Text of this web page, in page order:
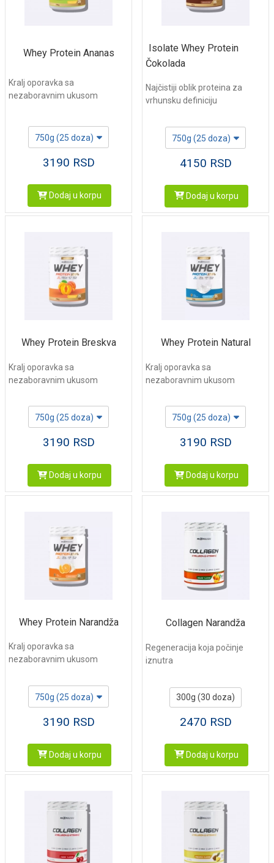
Whey Protein Ananas
Kralj oporavka sa
nezaboravnim ukusom
750g (25 doza)
3190 RSD
Dodaj u korpu
Isolate Whey Protein
Čokolada
Najčistiji oblik proteina za
vrhunsku definiciju
750g (25 doza)
4150 RSD
Dodaj u korpu
Whey Protein Breskva
Kralj oporavka sa
nezaboravnim ukusom
750g (25 doza)
3190 RSD
Dodaj u korpu
Whey Protein Natural
Kralj oporavka sa
nezaboravnim ukusom
750g (25 doza)
3190 RSD
Dodaj u korpu
Whey Protein Narandža
Kralj oporavka sa
nezaboravnim ukusom
750g (25 doza)
3190 RSD
Dodaj u korpu
Collagen Narandža
Regeneracija koja počinje
iznutra
300g (30 doza)
2470 RSD
Dodaj u korpu